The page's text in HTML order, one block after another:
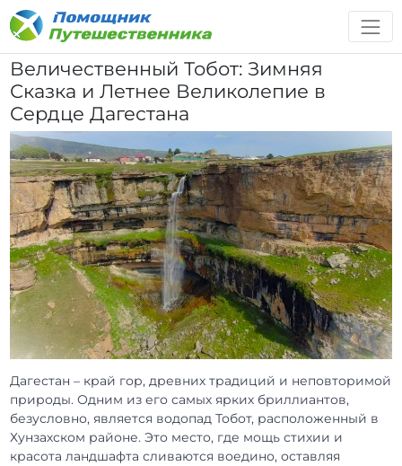
Величественный Тобот: Зимняя
Сказка и Летнее Великолепие в
Сердце Дагестана
Дагестан – край гор, древних традиций и неповторимой
природы. Одним из его самых ярких бриллиантов,
безусловно, является водопад Тобот, расположенный в
Хунзахском районе. Это место, где мощь стихии и
красота ландшафта сливаются воедино, оставляя